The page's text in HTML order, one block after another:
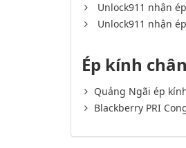
Unlock911 nhận
Unlock911 nhận
Ép kính
Quảng Ngãi ép
Blackberry PRI